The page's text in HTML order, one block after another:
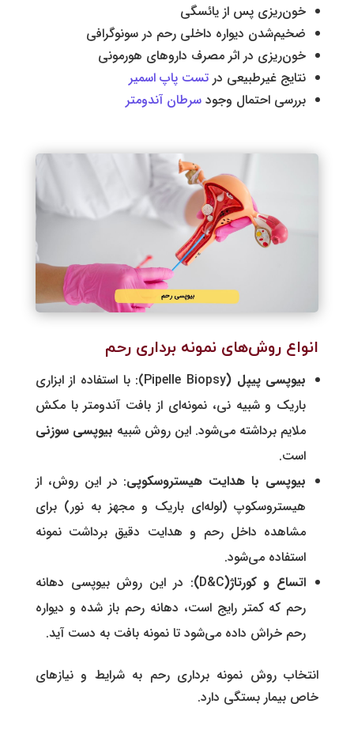
خون‌ریزی پس از یائسگی
ضخیم‌شدن دیواره داخلی رحم در سونوگرافی
خون‌ریزی در اثر مصرف داروهای هورمونی
نتایج غیرطبیعی در تست پاپ ‌اسمیر
بررسی احتمال وجود سرطان آندومتر
انواع روش‌های نمونه برداری رحم
بیوپسی پیپل (
Pipelle Biopsy): با استفاده از ابزاری
باریک و شبیه نی، نمونه‌ای از بافت آندومتر با مکش
ملایم برداشته می‌شود. این روش شبیه بیوپسی سوزنی
است.
بیوپسی با هدایت هیستروسکوپی: در این روش، از
هیستروسکوپ (لوله‌ای باریک و مجهز به نور) برای
مشاهده داخل رحم و هدایت دقیق برداشت نمونه
استفاده می‌شود.
اتساع و کورتاژ(D&C
): در این روش بیوپسی دهانه
رحم که کمتر رایج است، دهانه رحم باز شده و دیواره
رحم خراش داده می‌شود تا نمونه بافت به دست آید.
انتخاب روش نمونه برداری رحم به شرایط و نیازهای
خاص بیمار بستگی دارد.